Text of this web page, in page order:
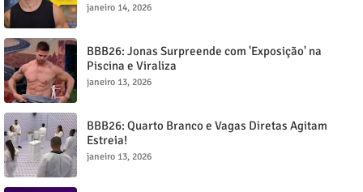
janeiro 14, 2026
BBB26: Jonas Surpreende com 'Exposição' na
Piscina e Viraliza
janeiro 13, 2026
BBB26: Quarto Branco e Vagas Diretas Agitam
Estreia!
janeiro 13, 2026